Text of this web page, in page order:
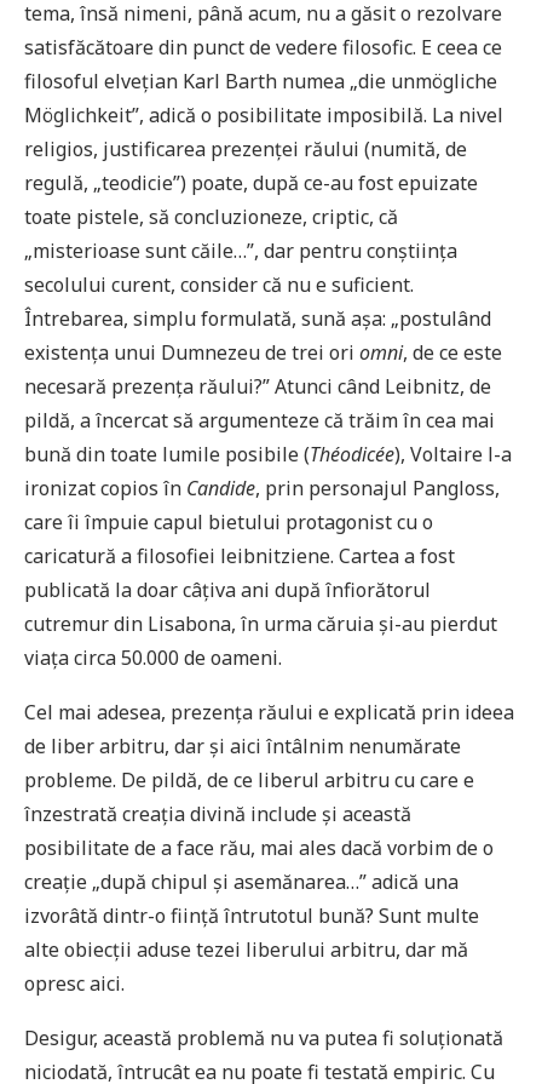
tema, însă nimeni, până acum, nu a găsit o rezolvare
satisfăcătoare din punct de vedere filosofic. E ceea ce
filosoful elvețian Karl Barth numea „die unmögliche
Möglichkeit”, adică o posibilitate imposibilă. La nivel
religios, justificarea prezenței răului (numită, de
regulă, „teodicie”) poate, după ce-au fost epuizate
toate pistele, să concluzioneze, criptic, că
„misterioase sunt căile…”, dar pentru conștiința
secolului curent, consider că nu e suficient.
Întrebarea, simplu formulată, sună așa: „postulând
existența unui Dumnezeu de trei ori omni, de ce este
necesară prezența răului?” Atunci când Leibnitz, de
pildă, a încercat să argumenteze că trăim în cea mai
bună din toate lumile posibile (Théodicée), Voltaire l-a
ironizat copios în Candide, prin personajul Pangloss,
care îi împuie capul bietului protagonist cu o
caricatură a filosofiei leibnitziene. Cartea a fost
publicată la doar câțiva ani după înfiorătorul
cutremur din Lisabona, în urma căruia și-au pierdut
viața circa 50.000 de oameni.
Cel mai adesea, prezența răului e explicată prin ideea
de liber arbitru, dar și aici întâlnim nenumărate
probleme. De pildă, de ce liberul arbitru cu care e
înzestrată creația divină include și această
posibilitate de a face rău, mai ales dacă vorbim de o
creație „după chipul și asemănarea…” adică una
izvorâtă dintr-o ființă întrutotul bună? Sunt multe
alte obiecții aduse tezei liberului arbitru, dar mă
opresc aici.
Desigur, această problemă nu va putea fi soluționată
niciodată, întrucât ea nu poate fi testată empiric. Cu